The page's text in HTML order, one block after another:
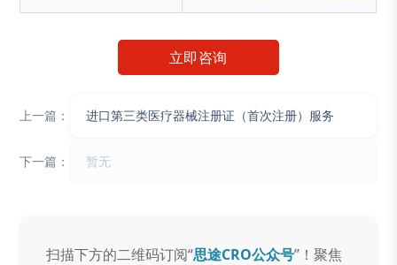
立即咨询
上一篇： 进口第三类医疗器械注册证（首次注册）服务
下一篇： 暂无
扫描下方的二维码订阅“思途CRO公众号”！聚焦